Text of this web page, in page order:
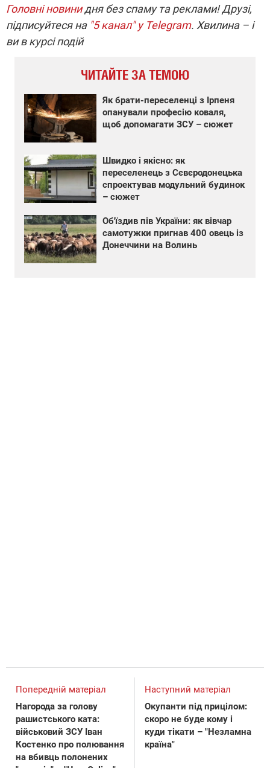
Головні новинидня без спаму та реклами! Друзі,
підписуйтеся на "5 канал" у Telegram. Хвилина – і
ви в курсі подій
ЧИТАЙТЕ ЗА ТЕМОЮ
Як брати-переселенці з Ірпеня
опанували професію коваля,
щоб допомагати ЗСУ – сюжет
Швидко і якісно: як
переселенець з Сєвєродонецька
спроектував модульний будинок
– сюжет
Об'їздив пів України: як вівчар
самотужки пригнав 400 овець із
Донеччини на Волинь
Попередній матеріал
Нагорода за голову
рашистського ката:
військовий ЗСУ Іван
Костенко про полювання
на вбивць полонених
Наступний матеріал
Окупанти під прицілом:
скоро не буде кому і
куди тікати – "Незламна
країна"